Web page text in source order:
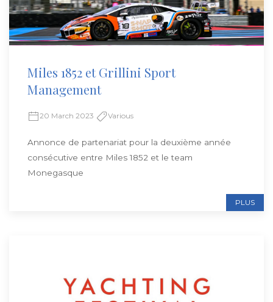
Miles 1852 et Grillini Sport
Management
20 March 2023 Various
Annonce de partenariat pour la deuxième année
consécutive entre Miles 1852 et le team
Monegasque
PLUS